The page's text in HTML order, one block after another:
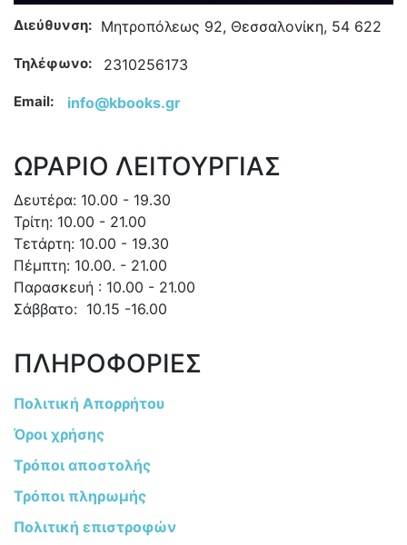
Διεύθυνση: Μητροπόλεως 92, Θεσσαλονίκη, 54 622
Τηλέφωνο: 2310256173
Email: info@kbooks.gr
ΩΡΑΡΙΟ ΛΕΙΤΟΥΡΓΙΑΣ
Δευτέρα: 10.00 - 19.30
Τρίτη: 10.00 - 21.00
Τετάρτη: 10.00 - 19.30
Πέμπτη: 10.00. - 21.00
Παρασκευή : 10.00 - 21.00
Σάββατο: 10.15 -16.00
ΠΛΗΡΟΦΟΡΙΕΣ
Πολιτική Απορρήτου
Όροι χρήσης
Τρόποι αποστολής
Τρόποι πληρωμής
Πολιτική επιστροφών